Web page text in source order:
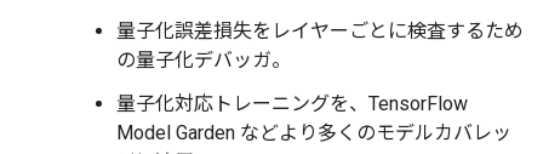
量子化誤差損失をレイヤーごとに検査するため
の量子化デバッガ。
量子化対応トレーニングを、TensorFlow
Model Garden などより多くのモデルカバレッ